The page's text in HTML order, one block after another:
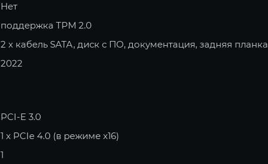
Нет
поддержка TPM 2.0
2 x кабель SATA, диск с ПО, документация, задняя планка
2022
PCI-E 3.0
1 x PCIe 4.0 (в режиме x16)
1